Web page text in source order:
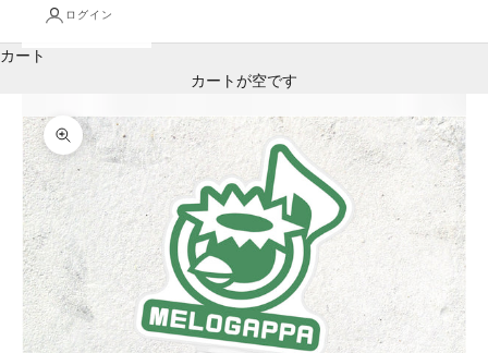
ログイン
カート
カートが空です
ズームイン